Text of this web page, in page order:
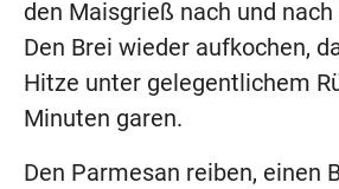
den Maisgrieß nach und
Den Brei wieder aufkochen,
Hitze unter gelegentlichem
Minuten garen.
Den Parmesan reiben, einen